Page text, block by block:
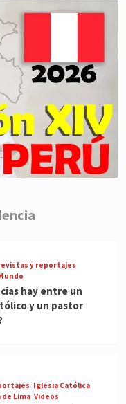
y reportajes
hay entre un
y un pastor
Iglesia Católica
de Lima Videos